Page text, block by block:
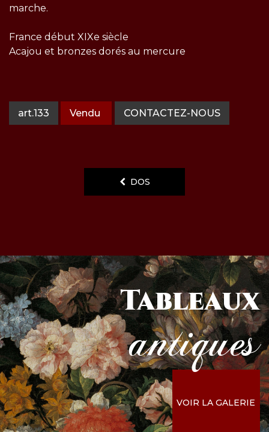
marche.
France début XIXe siècle
Acajou et bronzes dorés au mercure
art.133 Vendu CONTACTEZ-NOUS
DOS
Tableaux
antiques
VOIR LA GALERIE